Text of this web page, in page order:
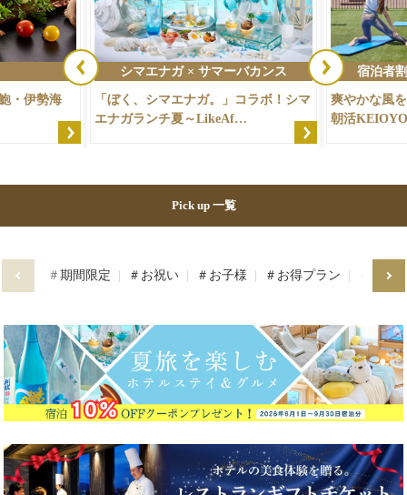
・伊勢海
シマエナガ × サマーバカンス
「ぼく、シマエナガ。」コラボ！シマ
エナガランチ夏～LikeAf…
宿泊者
爽やかな風
朝活
Pick up 一覧
＃期間限定 ＃お祝い ＃お子様 ＃お得プラン ＃道産